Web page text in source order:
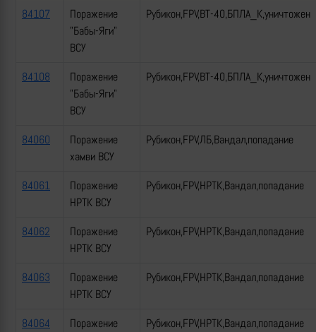
84107
Поражение
"Бабы-Яги"
ВСУ
Рубикон,FPV,ВТ-40,БПЛА_К,уничтожен
84108
Поражение
"Бабы-Яги"
ВСУ
Рубикон,FPV,ВТ-40,БПЛА_К,уничтожен
84060
Поражение
хамви ВСУ
Рубикон,FPV,ЛБ,Вандал,попадание
84061
Поражение
НРТК ВСУ
Рубикон,FPV,НРТК,Вандал,попадание
84062
Поражение
НРТК ВСУ
Рубикон,FPV,НРТК,Вандал,попадание
84063
Поражение
НРТК ВСУ
Рубикон,FPV,НРТК,Вандал,попадание
84064
Поражение
Рубикон,FPV,НРТК,Вандал,попадание